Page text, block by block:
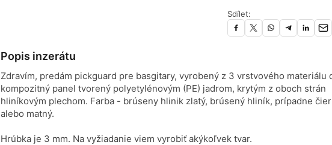
Sdílet:
Popis inzerátu
Zdravím, predám pickguard pre basgitary, vyrobený z 3 vrstvového materiálu
kompozitný panel tvorený polyetylénovým (PE) jadrom, krytým z oboch strán
hliníkovým plechom. Farba - brúseny hlinik zlatý, brúsený hliník, prípadne
alebo matný.
Hrúbka je 3 mm. Na vyžiadanie viem vyrobiť akýkoľvek tvar.